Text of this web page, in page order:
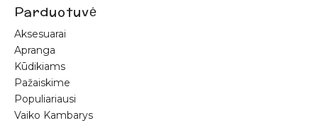
Parduotuvė
Aksesuarai
Apranga
Kūdikiams
Pažaiskime
Populiariausi
Vaiko Kambarys